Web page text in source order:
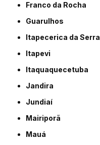
Franco da Rocha
Guarulhos
Itapecerica da Serra
Itapevi
Itaquaquecetuba
Jandira
Jundiaí
Mairiporã
Mauá